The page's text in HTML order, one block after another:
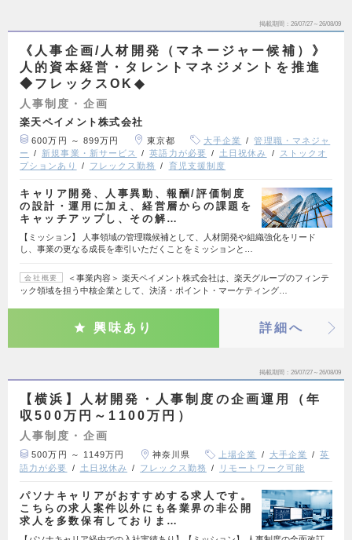
掲載期間 26/07/27～26/08/09
《人事企画/人材開発（マネージャー候補）》
人的資本経営・タレントマネジメントを推進
◆フレックスOK◆
人事制度・企画
楽天ペイメント株式会社
600万円 ～ 899万円 東京都 大手企業
管理職・マネジャ
ー
新規事業・新サービス 英語力が必要 土日祝休み
ストックオ
プションあり
フレックス勤務 育児支援制度
キャリア開発、人事異動、報酬/評価制度
の設計・運用に加え、経営層からの課題を
キャッチアップし、その解…
【ミッション】 人事領域の管理職候補として、人材開発や組織強化をリード
し、事業の更なる成長を牽引いただくことをミッションと…
会社概要
＜事業内容＞ 楽天ペイメント株式会社は、楽天グループのフィンテ
ック領域を担う中核企業として、決済・ポイント・マーケティング…
興味あり 詳細へ
掲載期間 26/07/27～26/08/09
【横浜】人材開発・人事制度の企画運用（年
収500万円～1100万円）
人事制度・企画
500万円 ～ 1149万円 神奈川県 上場企業 大手企業
英
語力が必要
土日祝休み フレックス勤務 リモートワーク可能
パソナキャリアがおすすめする求人です。
こちらの求人案件以外にも各業界の非公開
求人を多数保有しておりま…